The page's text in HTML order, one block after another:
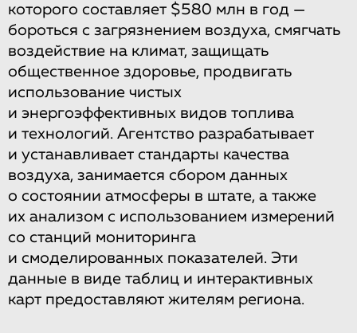
которого составляет $580 млн в год —
бороться с загрязнением воздуха, смягчать
воздействие на климат, защищать
общественное здоровье, продвигать
использование чистых
и энергоэффективных видов топлива
и технологий. Агентство разрабатывает
и устанавливает стандарты качества
воздуха, занимается сбором данных
о состоянии атмосферы в штате, а также
их анализом с использованием измерений
со станций мониторинга
и смоделированных показателей. Эти
данные в виде таблиц и интерактивных
карт предоставляют жителям региона.